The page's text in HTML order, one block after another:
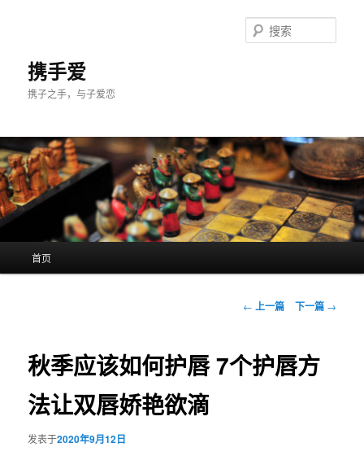
携手爱
携子之手，与子爱恋
索
首页
文
航
← 上一篇 下一篇 →
秋季应该如何护唇 7个护唇方
法让双唇娇艳欲滴
发表于2020年9月12日